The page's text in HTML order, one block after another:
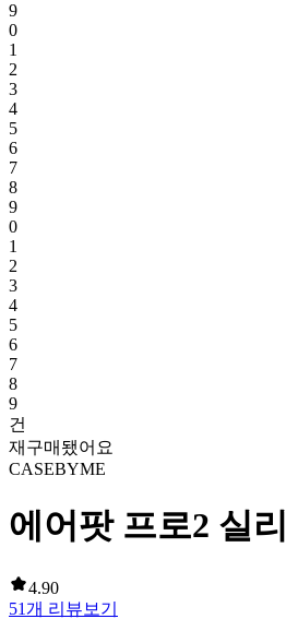
9
0
1
2
3
4
5
6
7
8
9
0
1
2
3
4
5
6
7
8
9
건
재구매됐어요
CASEBYME
에어팟 프로2 실
4.90
51개 리뷰보기